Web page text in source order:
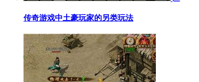
传奇游戏中土豪玩家的另类玩法